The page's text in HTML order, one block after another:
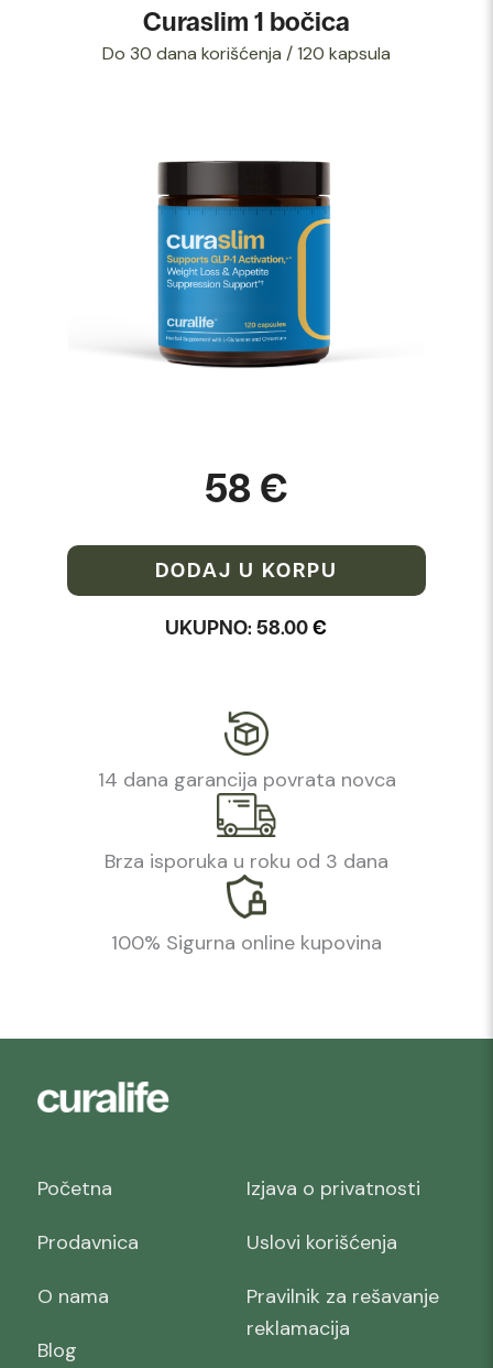
Curaslim 1 bočica
Do 30 dana korišćenja / 120 kapsula
58 €
DODAJ U KORPU
UKUPNO:58.00€
14 dana garancija povrata novca
Brza isporuka u roku od 3 dana
100% Sigurna online kupovina
Početna
Prodavnica
O nama
Blog
Izjava o privatnosti
Uslovi korišćenja
Pravilnik za rešavanje
reklamacija